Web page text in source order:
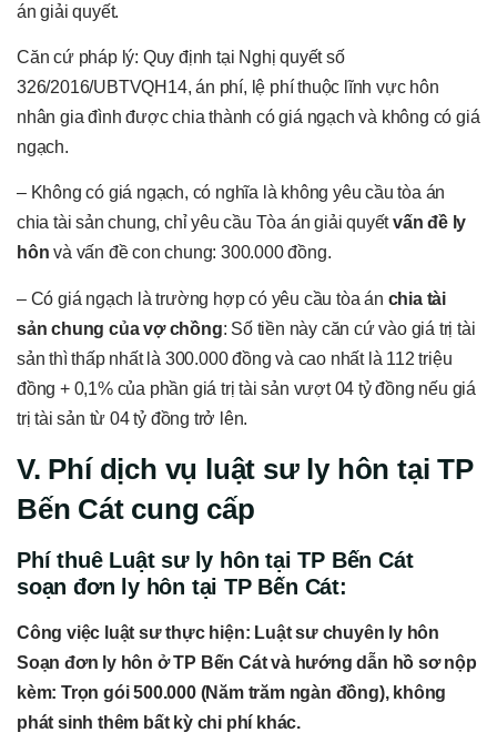
án giải quyết.
Căn cứ pháp lý: Quy định tại Nghị quyết số
326/2016/UBTVQH14, án phí, lệ phí thuộc lĩnh vực hôn
nhân gia đình được chia thành có giá ngạch và không có giá
ngạch.
– Không có giá ngạch, có nghĩa là không yêu cầu tòa án
chia tài sản chung, chỉ yêu cầu Tòa án giải quyếtvấn đề ly
hôn và vấn đề con chung: 300.000 đồng.
– Có giá ngạch là trường hợp có yêu cầu tòa án chia tài
sản chung của vợ chồng: Số tiền này căn cứ vào giá trị tài
sản thì thấp nhất là 300.000 đồng và cao nhất là 112 triệu
đồng + 0,1% của phần giá trị tài sản vượt 04 tỷ đồng nếu giá
trị tài sản từ 04 tỷ đồng trở lên.
V. Phí dịch vụ luật sư ly hôn tại TP
Bến Cát cung cấp
Phí thuê Luậtsư ly hôn tại TP Bến Cát
soạn đơn ly hôn tại TP Bến Cát:
Công việc luật sư thực hiện: Luật sư chuyên ly hôn
Soạn đơn ly hôn ở TP Bến Cát và hướng dẫn hồ sơ nộp
kèm: Trọn gói500.000 (Năm trăm ngàn đồng), không
phát sinh thêm bất kỳ chi phí khác.